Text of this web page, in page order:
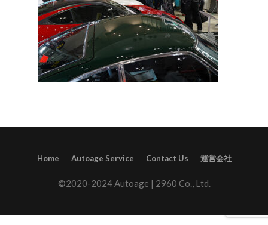
Home Autoage Service Contact Us 運営会社
©2020-2024 Autoage | 2960 Co., Ltd.